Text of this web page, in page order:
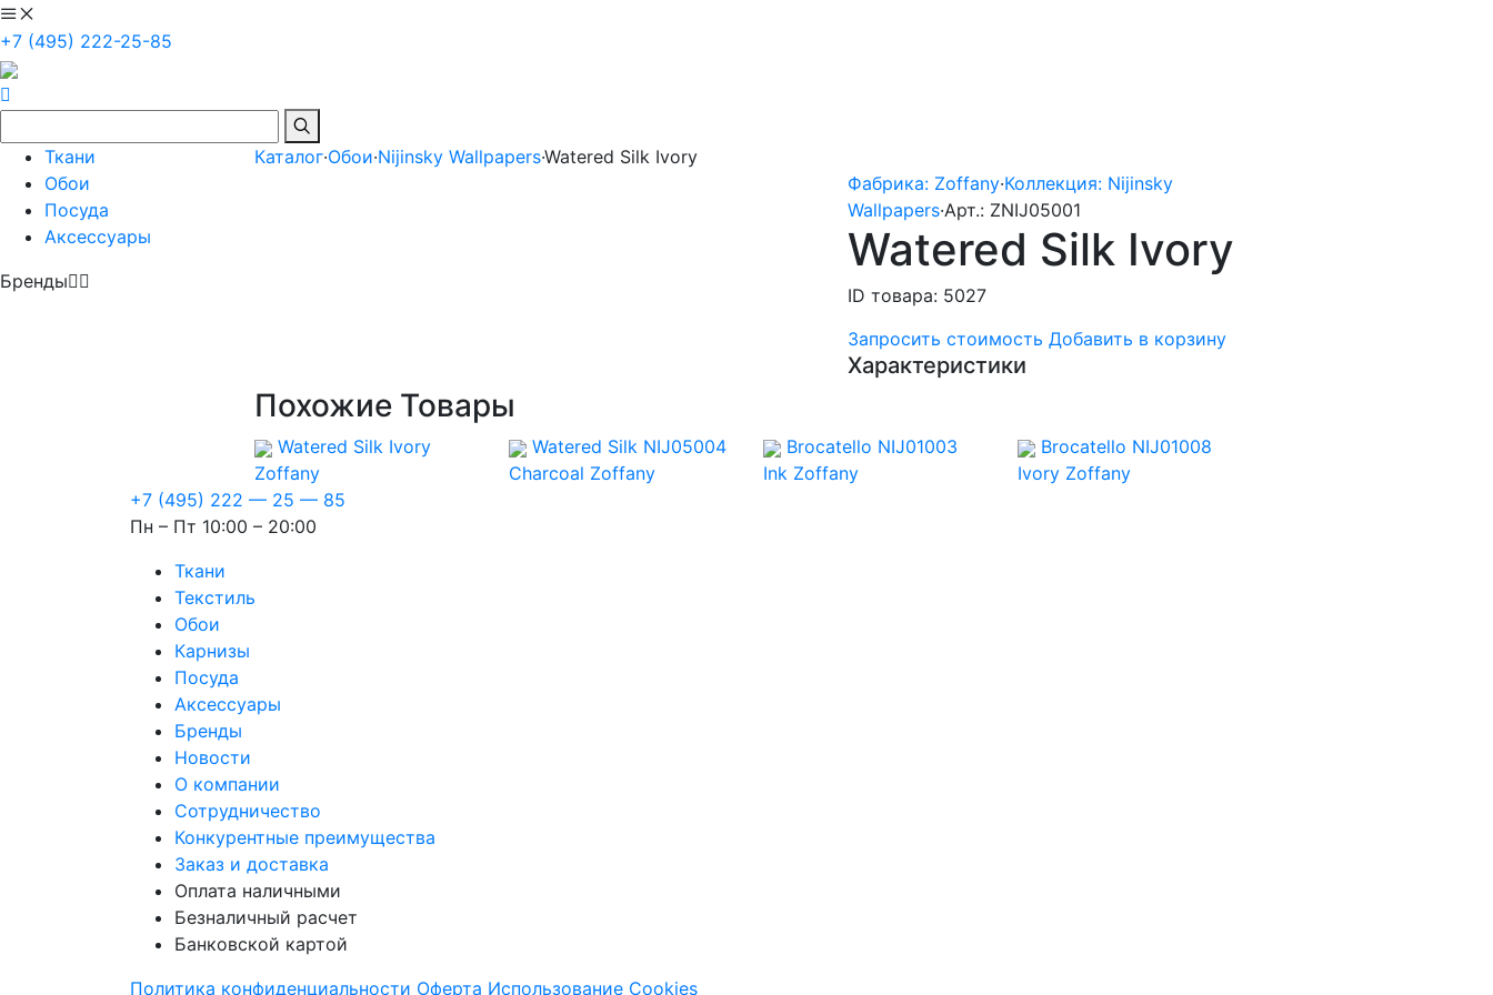
+7 (495) 222-25-85
Ткани
Обои
Посуда
Аксессуары
Бренды
Каталог·Обои·Nijinsky Wallpapers·Watered Silk Ivory
Фабрика: Zoffany·Коллекция: Nijinsky
Wallpapers·Арт.: ZNIJ05001
Watered Silk Ivory
ID товара: 5027
Запросить стоимость Добавить в корзину
Характеристики
Похожие Товары
Watered Silk Ivory
Zoffany
Watered Silk NIJ05004
Charcoal Zoffany
Brocatello NIJ01003
Ink Zoffany
Brocatello NIJ01008
Ivory Zoffany
+7 (495) 222 — 25 — 85
Пн – Пт 10:00 – 20:00
Ткани
Текстиль
Обои
Карнизы
Посуда
Аксессуары
Бренды
Новости
О компании
Сотрудничество
Конкурентные преимущества
Заказ и доставка
Оплата наличными
Безналичный расчет
Банковской картой
Политика конфиденциальности Оферта Использование Cookies